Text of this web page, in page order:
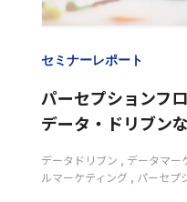
セミナーレポート
パーセプションフ
データ・ドリブン
データドリブン データマー
ルマーケティング
パーセプ